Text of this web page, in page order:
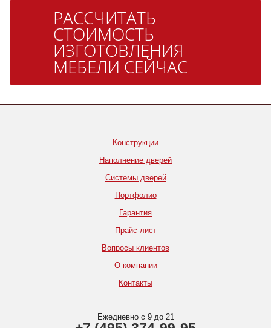
РАССЧИТАТЬ
СТОИМОСТЬ
ИЗГОТОВЛЕНИЯ
МЕБЕЛИ СЕЙЧАС
Конструкции
Наполнение дверей
Системы дверей
Портфолио
Гарантия
Прайс-лист
Вопросы клиентов
О компании
Контакты
Ежедневно с 9 до 21